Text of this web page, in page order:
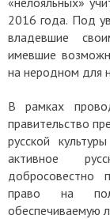
2016 года. Под
владевшие
имевшие
на неродном для
В рамках
правительство
русской
активное
добросовестно
право на
обеспечиваемую